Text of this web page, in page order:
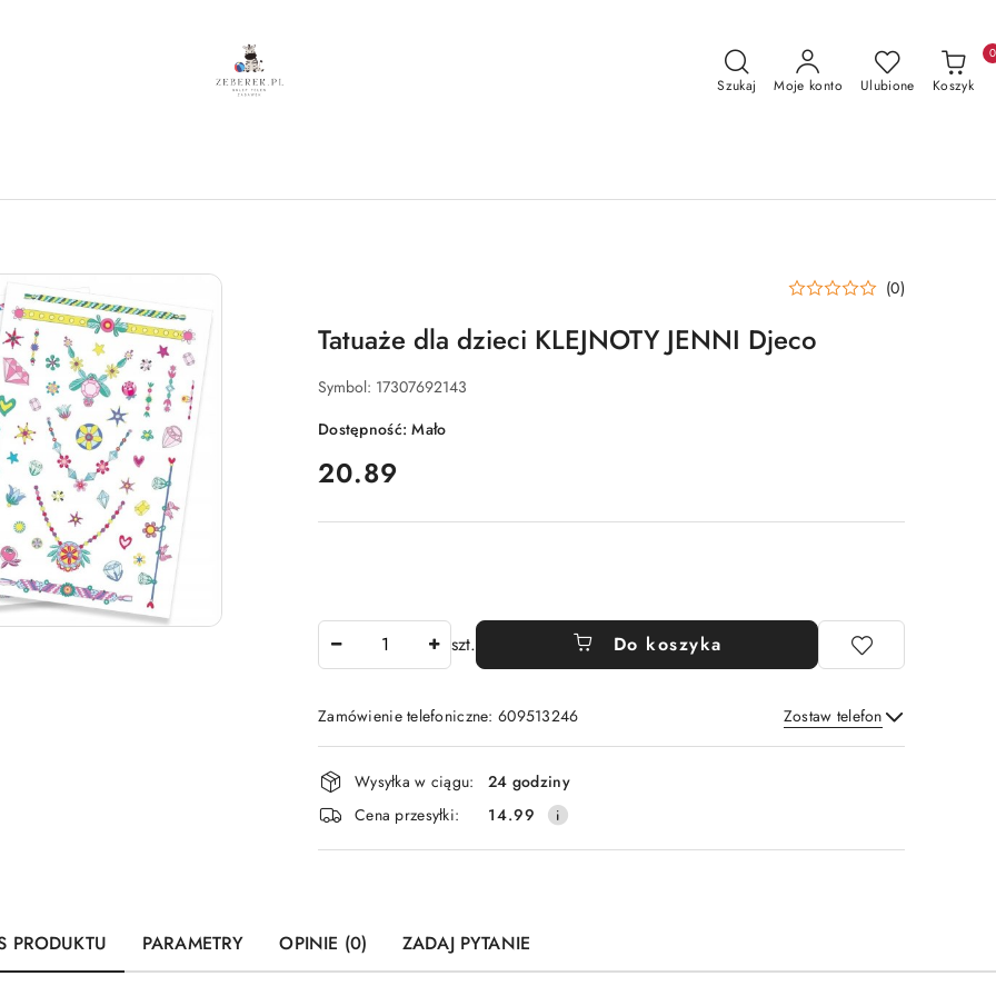
Szukaj Moje konto Ulubione Koszyk
0
(0)
Tatuaże dla dzieci KLEJNOTY JENNI Djeco
Symbol: 17307692143
Dostępność:Mało
cena:
20.89
szt. Do koszyka
Zamówienie telefoniczne: 609513246 Zostaw telefon
Wyślij
Dostępność
i
dostawa
Wysyłka w ciągu:
24 godziny
Cena przesyłki:
14.99
PRODUKTU PARAMETRY OPINIE (0) ZADAJ PYTANIE